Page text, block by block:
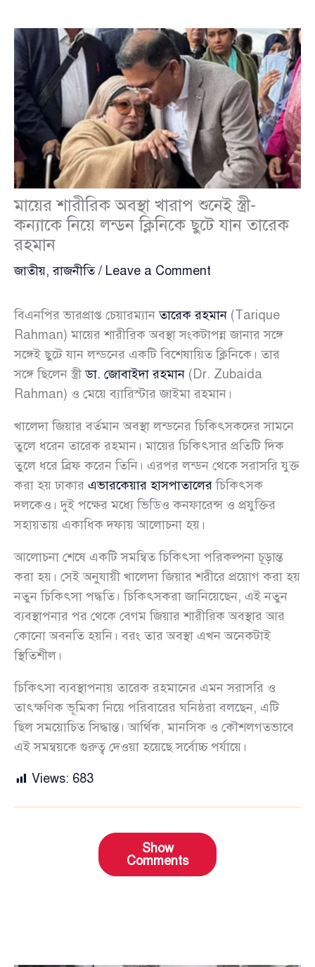
মায়ের শারীরিক অবস্থা খারাপ শুনেই স্ত্রী-
কন্যাকে নিয়ে লন্ডন ক্লিনিকে ছুটে যান তারেক
রহমান
জাতীয়,রাজনীতি/ Leave a Comment
বিএনপির ভারপ্রাপ্ত চেয়ারম্যানতারেক রহমান (Tarique
Rahman) মায়ের শারীরিক অবস্থা সংকটাপন্ন জানার সঙ্গে
সঙ্গেই ছুটে যান লন্ডনের একটি বিশেষায়িত ক্লিনিকে। তার
সঙ্গে ছিলেন স্ত্রীডা. জোবাইদা রহমান (Dr. Zubaida
Rahman) ও মেয়ে ব্যারিস্টার জাইমা রহমান।
খালেদা জিয়ার বর্তমান অবস্থা লন্ডনের চিকিৎসকদের সামনে
তুলে ধরেন তারেক রহমান। মায়ের চিকিৎসার প্রতিটি দিক
তুলে ধরে ব্রিফ করেন তিনি। এরপর লন্ডন থেকে সরাসরি যুক্ত
করা হয় ঢাকার এভারকেয়ার হাসপাতালেরচিকিৎসক
দলকেও। দুই পক্ষের মধ্যে ভিডিও কনফারেন্স ও প্রযুক্তির
সহায়তায় একাধিক দফায় আলোচনা হয়।
আলোচনা শেষে একটি সমন্বিত চিকিৎসা পরিকল্পনা চূড়ান্ত
করা হয়। সেই অনুযায়ী খালেদা জিয়ার শরীরে প্রয়োগ করা হয়
নতুন চিকিৎসা পদ্ধতি। চিকিৎসকরা জানিয়েছেন, এই নতুন
ব্যবস্থাপনার পর থেকে বেগম জিয়ার শারীরিক অবস্থার আর
কোনো অবনতি হয়নি। বরং তার অবস্থা এখন অনেকটাই
স্থিতিশীল।
চিকিৎসা ব্যবস্থাপনায় তারেক রহমানের এমন সরাসরি ও
তাৎক্ষণিক ভূমিকা নিয়ে পরিবারের ঘনিষ্ঠরা বলছেন, এটি
ছিল সময়োচিত সিদ্ধান্ত। আর্থিক, মানসিক ও কৌশলগতভাবে
এই সমন্বয়কে গুরুত্ব দেওয়া হয়েছে সর্বোচ্চ পর্যায়ে।
Views: 683
Show
Comments